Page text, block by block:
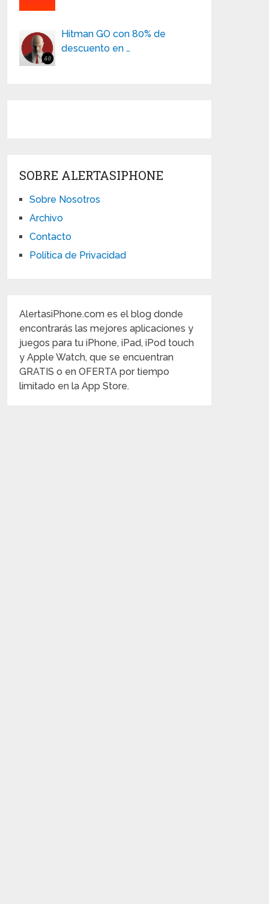
Hitman GO con 80% de
descuento en …
SOBRE ALERTASIPHONE
Sobre Nosotros
Archivo
Contacto
Política de Privacidad
AlertasiPhone.com es el blog donde
encontrarás las mejores aplicaciones y
juegos para tu iPhone, iPad, iPod touch
y Apple Watch, que se encuentran
GRATIS o en OFERTA por tiempo
limitado en la App Store.